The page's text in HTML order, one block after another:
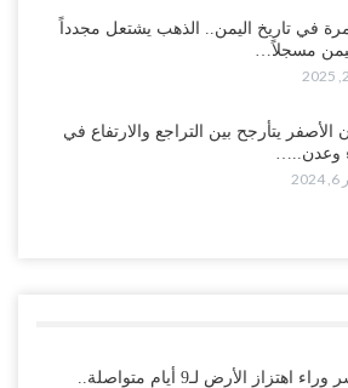
في تاريخ اليمن.. الذهب يشتعل مجدداً
مسجلاً…
الأصفر يتأرجح بين التراجع والارتفاع في
وعدن..…
ما السر وراء اهتزاز الأرض لـ9 أيام متواصلة..